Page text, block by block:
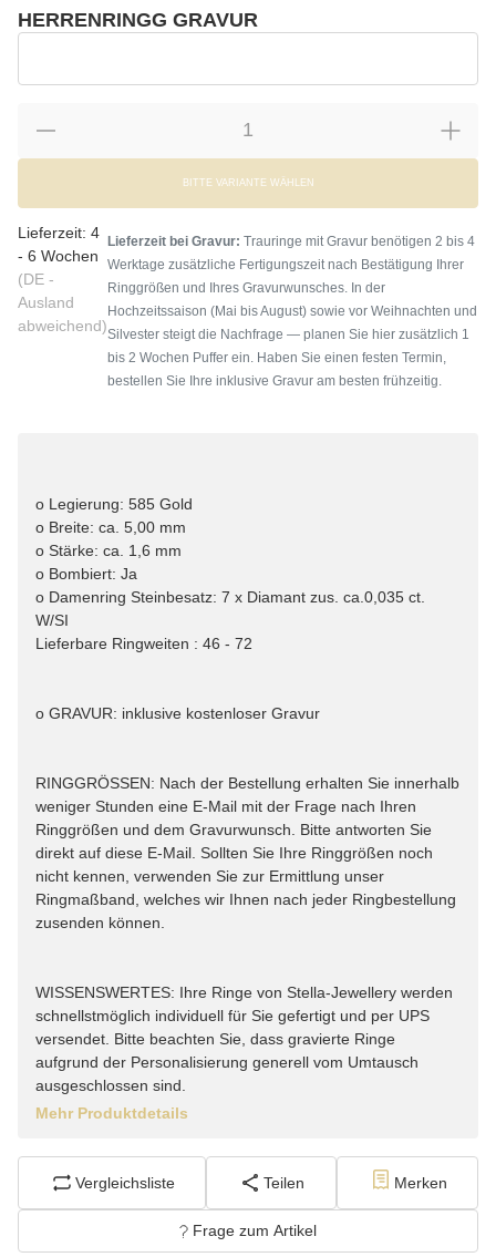
HERRENRINGG GRAVUR
BITTE VARIANTE WÄHLEN
Lieferzeit: 4
- 6 Wochen
(DE -
Ausland
abweichend)
Lieferzeit bei Gravur: Trauringe mit Gravur benötigen 2 bis 4
Werktage zusätzliche Fertigungszeit nach Bestätigung Ihrer
Ringgrößen und Ihres Gravurwunsches. In der
Hochzeitssaison (Mai bis August) sowie vor Weihnachten und
Silvester steigt die Nachfrage — planen Sie hier zusätzlich 1
bis 2 Wochen Puffer ein. Haben Sie einen festen Termin,
bestellen Sie Ihre inklusive Gravur am besten frühzeitig.
o Legierung: 585 Gold
o Breite: ca. 5,00 mm
o Stärke: ca. 1,6 mm
o Bombiert: Ja
o Damenring Steinbesatz: 7 x Diamant zus. ca.0,035 ct.
W/SI
Lieferbare Ringweiten : 46 - 72
o GRAVUR: inklusive kostenloser Gravur
RINGGRÖSSEN: Nach der Bestellung erhalten Sie innerhalb
weniger Stunden eine E-Mail mit der Frage nach Ihren
Ringgrößen und dem Gravurwunsch. Bitte antworten Sie
direkt auf diese E-Mail. Sollten Sie Ihre Ringgrößen noch
nicht kennen, verwenden Sie zur Ermittlung unser
Ringmaßband, welches wir Ihnen nach jeder Ringbestellung
zusenden können.
WISSENSWERTES: Ihre Ringe von Stella-Jewellery werden
schnellstmöglich individuell für Sie gefertigt und per UPS
versendet. Bitte beachten Sie, dass gravierte Ringe
aufgrund der Personalisierung generell vom Umtausch
ausgeschlossen sind.
Mehr Produktdetails
Vergleichsliste Teilen Merken
Frage zum Artikel